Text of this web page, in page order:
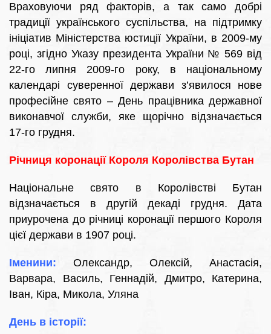
Враховуючи ряд факторів, а так само добрі
традиції українського суспільства, на підтримку
ініціатив Міністерства юстиції України, в 2009-му
році, згідно Указу президента України № 569 від
22-го липня 2009-го року, в національному
календарі суверенної держави з’явилося нове
професійне свято – День працівника державної
виконавчої служби, яке щорічно відзначається
17-го грудня.
Річниця коронації Короля Королівства Бутан
Національне свято в Королівстві Бутан
відзначається в другій декаді грудня. Дата
приурочена до річниці коронації першого Короля
цієї держави в 1907 році.
Іменини:
Олександр, Олексій, Анастасія,
Варвара, Василь, Геннадій, Дмитро, Катерина,
Іван, Кіра, Микола, Уляна
День в історії: